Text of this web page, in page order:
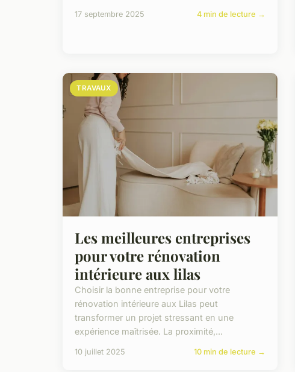
17 septembre 2025 4 min de lecture →
TRAVAUX
Les meilleures entreprises
pour votre rénovation
intérieure aux lilas
Choisir la bonne entreprise pour votre
rénovation intérieure aux Lilas peut
transformer un projet stressant en une
expérience maîtrisée. La proximité,...
10 juillet 2025 10 min de lecture →